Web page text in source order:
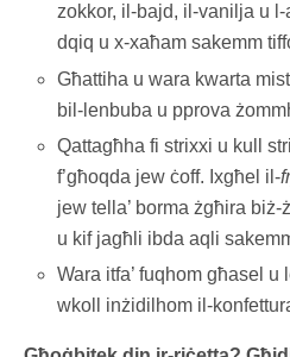
zokkor, il-bajd, il-vanilja u
dqiq u x-xaħam sakemm
Għattiha u wara kwarta
bil-lenbuba u pprova
Qattagħha fi strixxi u kull
f’għoqda jew ċoff. Ixgħel il-
jew tella’ borma żgħira
u kif jagħli ibda aqli
Wara itfa’ fuqhom għasel
wkoll inżidilhom il-